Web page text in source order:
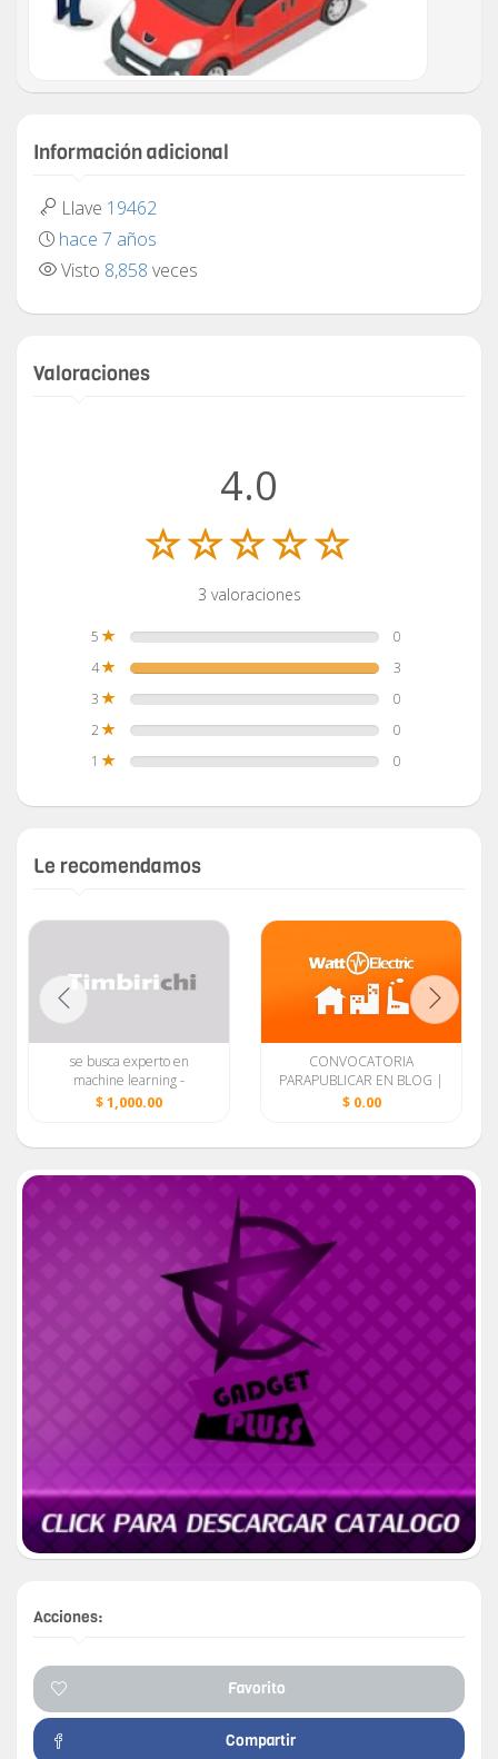
Información adicional
Llave 19462
hace 7 años
Visto 8,858 veces
Valoraciones
4.0
3 valoraciones
5
0
4
3
3
0
2
0
1
0
Le recomendamos
se busca experto en
machine learning -
procesamiento AUDIO
$ 1,000.00
CONVOCATORIA
PARAPUBLICAR EN BLOG |
WATT ELECTRIC |
$ 0.00
Acciones:
Favorito
Compartir